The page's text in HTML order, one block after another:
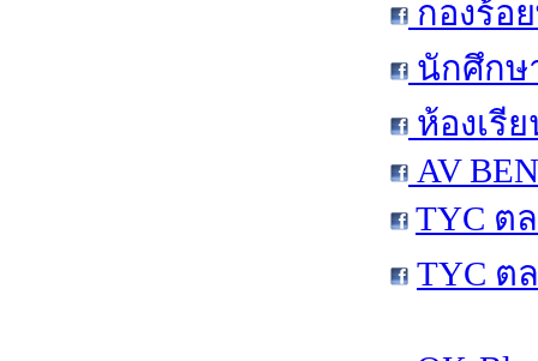
กองร้อ
นักศึกษ
ห้องเรี
AV
TYC ต
TYC ต